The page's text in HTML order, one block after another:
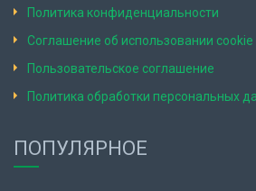
Политика конфиденциальности
Соглашение об использовании cookie
Пользовательское соглашение
Политика обработки персональных
ПОПУЛЯРНОЕ